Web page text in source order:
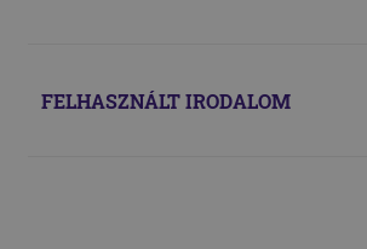
FELHASZNÁLT IRODALOM